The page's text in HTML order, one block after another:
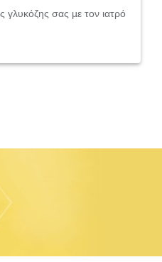
γλυκόζης σας με τον ιατρό